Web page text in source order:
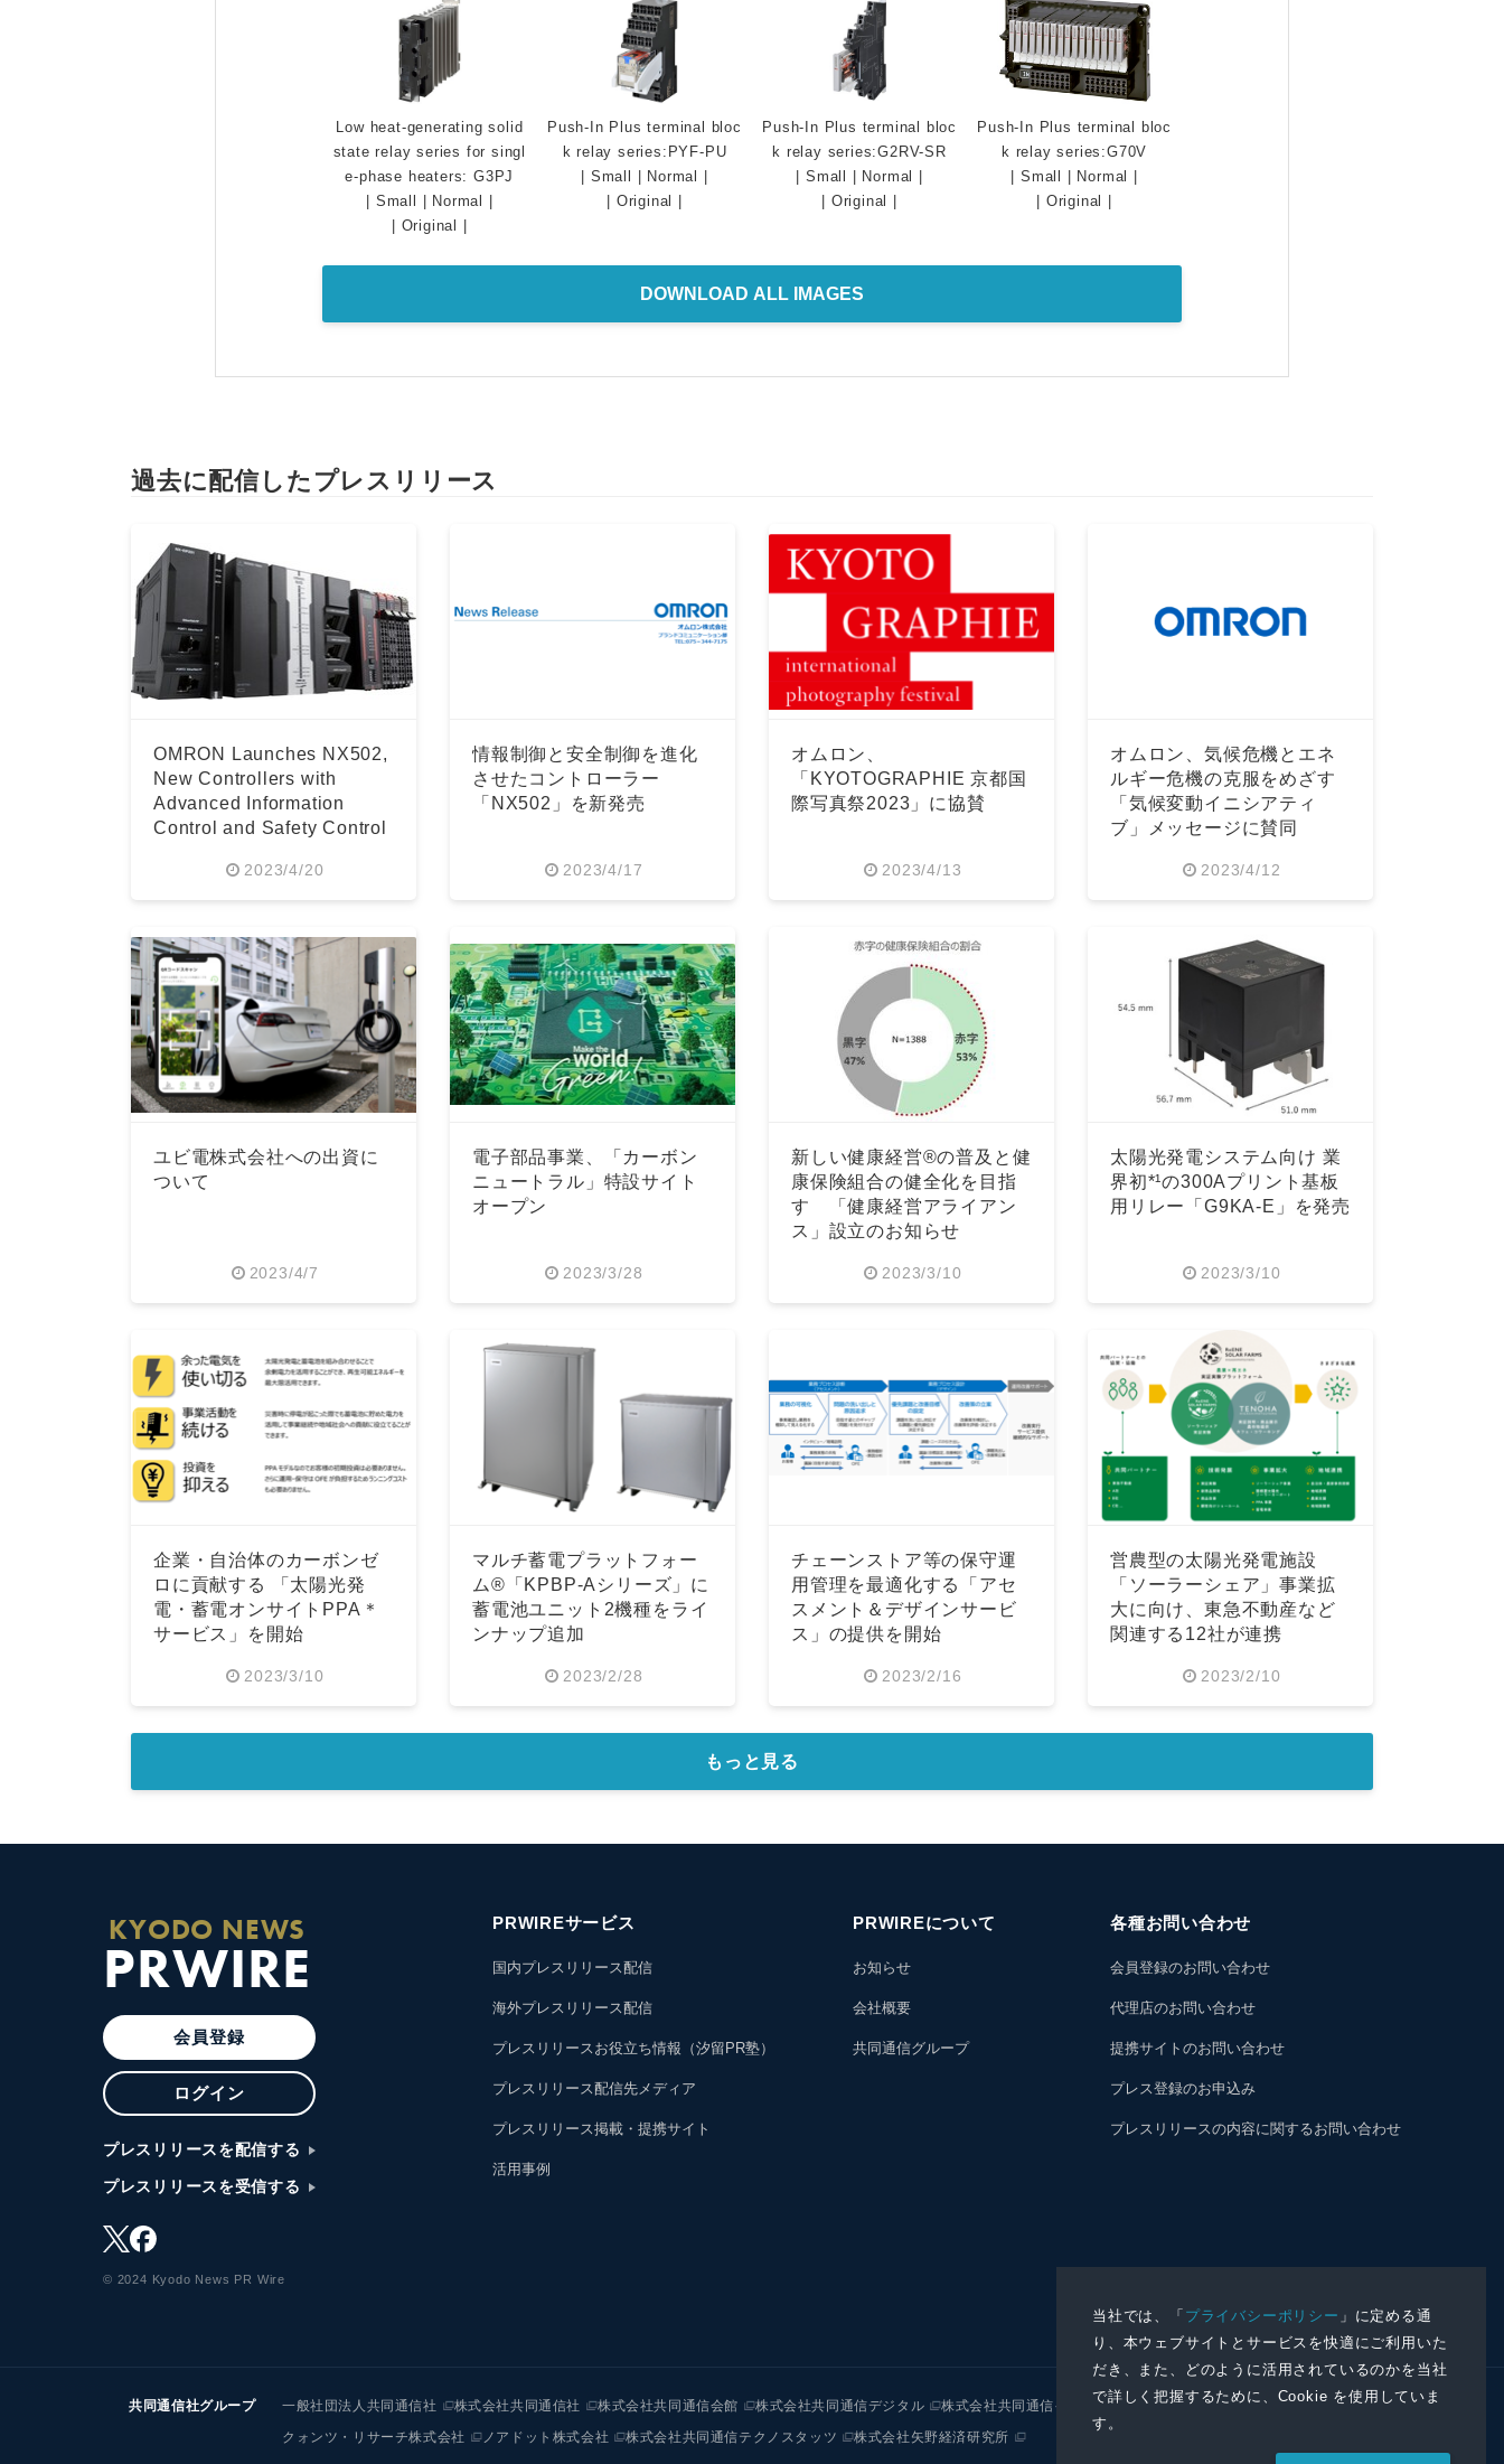
当社では、「 プライバシーポリシー 」に定める通
り、本ウェブサイトとサービスを快適にご利用いた
だき、また、どのように活用されているのかを当社
で詳しく把握するために、Cookie を使用していま
す。
Low heat-generating solid
state relay series for singl
e-phase heaters: G3PJ
Small Normal
Original
Push-In Plus terminal bloc
k relay series:PYF-PU
Small Normal
Original
Push-In Plus terminal bloc
k relay series:G2RV-SR
Small Normal
Original
Push-In Plus terminal bloc
k relay series:G70V
Small Normal
Original
DOWNLOAD ALL IMAGES
過去に配信したプレスリリース
OMRON Launches NX502,
New Controllers with
Advanced Information
Control and Safety Control
2023/4/20
情報制御と安全制御を進化
させたコントローラー
「NX502」を新発売
2023/4/17
オムロン、
「KYOTOGRAPHIE 京都国
際写真祭2023」に協賛
2023/4/13
オムロン、気候危機とエネ
ルギー危機の克服をめざす
「気候変動イニシアティ
ブ」メッセージに賛同
2023/4/12
ユビ電株式会社への出資に
ついて
2023/4/7
電子部品事業、「カーボン
ニュートラル」特設サイト
オープン
2023/3/28
新しい健康経営®の普及と健
康保険組合の健全化を目指
す 「健康経営アライアン
ス」設立のお知らせ
2023/3/10
太陽光発電システム向け 業
界初*¹の300Aプリント基板
用リレー「G9KA-E」を発売
2023/3/10
企業・自治体のカーボンゼ
ロに貢献する 「太陽光発
電・蓄電オンサイトPPA＊
サービス」を開始
2023/3/10
マルチ蓄電プラットフォー
ム®「KPBP-Aシリーズ」に
蓄電池ユニット2機種をライ
ンナップ追加
2023/2/28
チェーンストア等の保守運
用管理を最適化する「アセ
スメント＆デザインサービ
ス」の提供を開始
2023/2/16
営農型の太陽光発電施設
「ソーラーシェア」事業拡
大に向け、東急不動産など
関連する12社が連携
2023/2/10
もっと見る
KYODO NEWS
PRWIRE
会員登録
ログイン
プレスリリースを配信する
プレスリリースを受信する
© 2024 Kyodo News PR Wire
PRWIREサービス
国内プレスリリース配信
海外プレスリリース配信
プレスリリースお役立ち情報（汐留PR塾）
プレスリリース配信先メディア
プレスリリース掲載・提携サイト
活用事例
PRWIREについて
お知らせ
会社概要
共同通信グループ
各種お問い合わせ
会員登録のお問い合わせ
代理店のお問い合わせ
提携サイトのお問い合わせ
プレス登録のお申込み
プレスリリースの内容に関するお問い合わせ
共同通信社グループ 一般社団法人共同通信社 株式会社共同通信社 株式会社共同通信会館 株式会社共同通信デジタル 株式会社共同通信イメージズ
株式会社NNA
クォンツ・リサーチ株式会社
ノアドット株式会社 株式会社共同通信テクノスタッツ 株式会社矢野経済研究所
Japanese